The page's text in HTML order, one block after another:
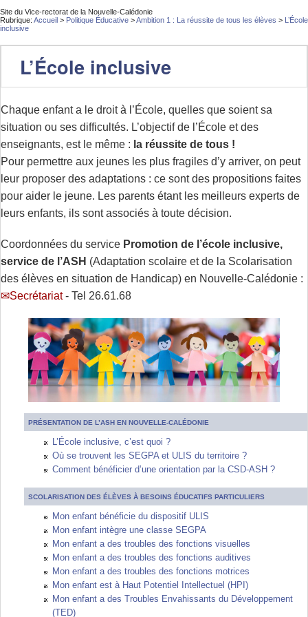
Site du Vice-rectorat de la Nouvelle-Calédonie
Rubrique: Accueil > Politique Éducative >Ambition 1 : La réussite de tous les élèves > L’École
inclusive
L’École inclusive
Chaque enfant a le droit à l’École, quelles que soient sa
situation ou ses difficultés. L’objectif de l’École et des
enseignants, est le même : la réussite de tous !
Pour permettre aux jeunes les plus fragiles d’y arriver, on peut
leur proposer des adaptations : ce sont des propositions faites
pour aider le jeune. Les parents étant les meilleurs experts de
leurs enfants, ils sont associés à toute décision.
Coordonnées du service Promotion de l’école inclusive,
service de l’ASH (Adaptation scolaire et de la Scolarisation
des élèves en situation de Handicap) en Nouvelle-Calédonie :
Secrétariat- Tel 26.61.68
PRÉSENTATION DE L’ASH EN NOUVELLE-CALÉDONIE
L’École inclusive, c’est quoi ?
Où se trouvent les SEGPA et ULIS du territoire ?
Comment bénéficier d’une orientation par la CSD-ASH ?
SCOLARISATION DES ÉLÈVES À BESOINS ÉDUCATIFS PARTICULIERS
Mon enfant bénéficie du dispositif ULIS
Mon enfant intègre une classe SEGPA
Mon enfant a des troubles des fonctions visuelles
Mon enfant a des troubles des fonctions auditives
Mon enfant a des troubles des fonctions motrices
Mon enfant est à Haut Potentiel Intellectuel (HPI)
Mon enfant a des Troubles Envahissants du Développement
(TED)